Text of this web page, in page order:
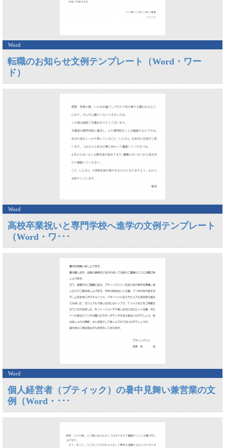
Word
転職のお知らせ文例テンプレート（Word・ワー
ド）
Word
高校卒業祝いと専門学校へ進学の文例テンプレート
（Word・ワ･･･
Word
個人経営者（ブティック）の暑中見舞い兼営業の文
例（Word・･･･